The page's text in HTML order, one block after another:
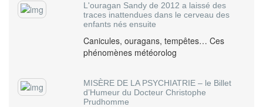
L'ouragan Sandy de 2012 a laissé des
traces inattendues dans le cerveau des
enfants nés ensuite
Canicules, ouragans, tempêtes… Ces
phénomènes météorolog
MISÈRE DE LA PSYCHIATRIE – le Billet
d’Humeur du Docteur Christophe
Prudhomme